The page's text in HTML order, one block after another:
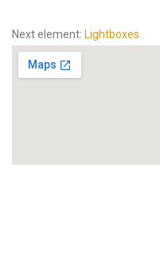
Next element: Lightboxes